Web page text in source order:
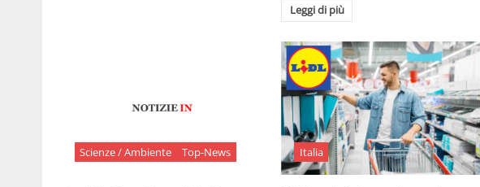
Leggi di più
Scienze / Ambiente Top-News Italia